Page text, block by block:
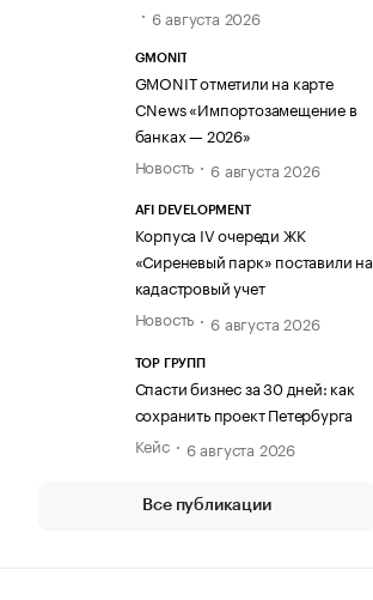
6 августа 2026
GMONIT
GMONIT отметили на карте
CNews «Импортозамещение в
банках — 2026»
Новость
6 августа 2026
AFI DEVELOPMENT
Корпуса IV очереди ЖК
«Сиреневый парк» поставили на
кадастровый учет
Новость
6 августа 2026
ТОР ГРУПП
Спасти бизнес за 30 дней: как
сохранить проект Петербурга
Кейс
6 августа 2026
Все публикации